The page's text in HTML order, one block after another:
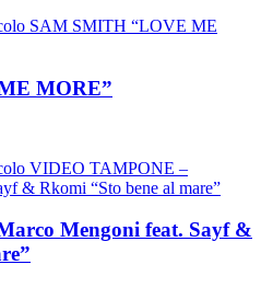
MORE”
Mengoni feat. Sayf &